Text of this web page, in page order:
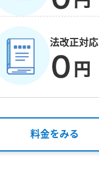
法改正対応
料金をみる